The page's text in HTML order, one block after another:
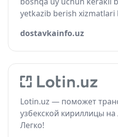
yetkazib berish xizmatlari
dostavkainfo.uz
Lotin.uz — поможет
узбекской кириллицы
Легко!